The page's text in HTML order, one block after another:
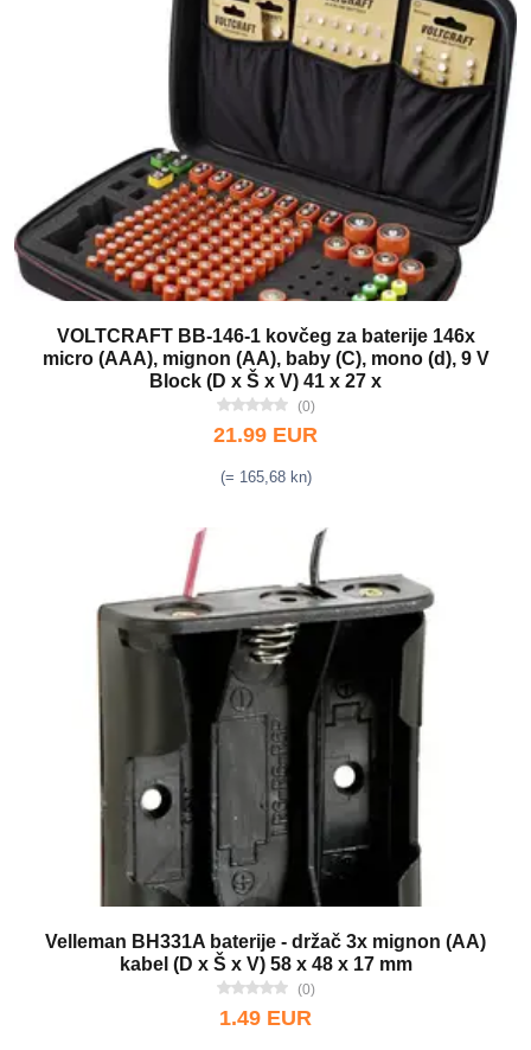
VOLTCRAFT BB-146-1 kovčeg za baterije 146x
micro (AAA), mignon (AA), baby (C), mono (d), 9 V
Block (D x Š x V) 41 x 27 x
(0)
21.99 EUR
(= 165,68 kn)
Velleman BH331A baterije - držač 3x mignon (AA)
kabel (D x Š x V) 58 x 48 x 17 mm
(0)
1.49 EUR